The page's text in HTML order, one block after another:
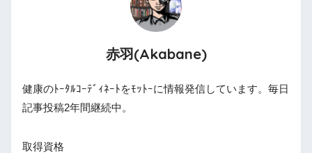
赤羽(Akabane)
健康のﾄｰﾀﾙｺｰﾃﾞｨﾈｰﾄをﾓｯﾄｰに情報発信しています。毎日
記事投稿2年間継続中。
取得資格